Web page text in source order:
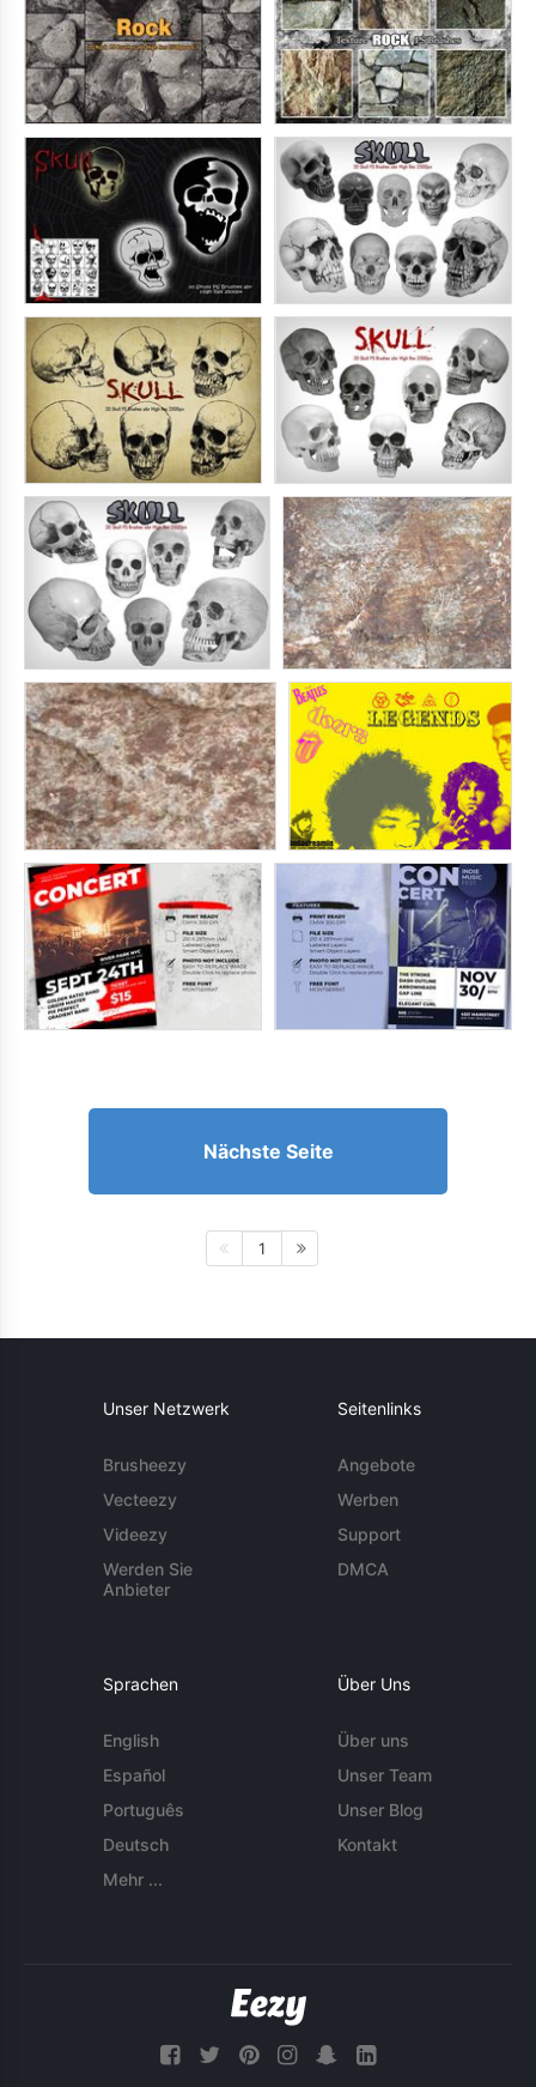
Nächste Seite
1
Unser Netzwerk
Brusheezy
Vecteezy
Videezy
Werden Sie
Anbieter
Seitenlinks
Angebote
Werben
Support
DMCA
Sprachen
English
Español
Português
Deutsch
Mehr ...
Über Uns
Über uns
Unser Team
Unser Blog
Kontakt